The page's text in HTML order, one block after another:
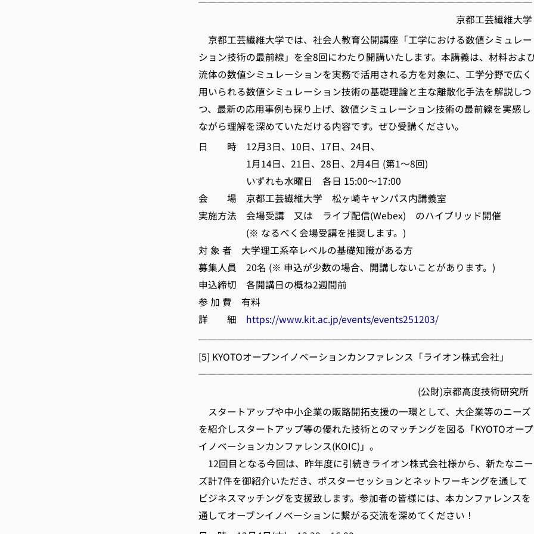
京都工芸繊維大学
京都工芸繊維大学では、社会人教育公開講座「工学における数値シミュレー
ション技術の最前線」を全8回にわたり開講いたします。本講義は、材料およ
流体の数値シミュレーションを実務で活用される方を対象に、工学分野で広く
用いられる数値シミュレーション技術の基礎理論と主な離散化手法を解説しつ
つ、最新の応用事例も採り上げ、数値シミュレーション技術の最前線を実感し
ながら理解を深めていただける内容です。ぜひ受講ください。
日 時 12月3日、10日、17日、24日、
1月14日、21日、28日、2月4日 (第1～8回)
いずれも水曜日 各日 15:00～17:00
会 場 京都工芸繊維大学 松ヶ崎キャンパス内講義室
実施方法 会場受講 又は ライブ配信(Webex) のハイブリッド開催
(※ なるべく会場受講を推奨します。)
対 象 者 大学理工系卒レベルの基礎知識がある方
募集人員 20名 (※ 申込が少数の場合、開講しないことがあります。)
申込締切 各開講日の概ね2週間前
参 加 費 有料
詳 細 https://www.kit.ac.jp/events/events251203/
───────────────────────────────────
[5] KYOTOオープンイノベーションカンファレンス「ライオン株式会社」
───────────────────────────────────
(公財)京都高度技術研究所
スタートアップや中小企業の販路開拓支援の一環として、大企業等のニーズ
を紹介しスタートアップ等の優れた技術とのマッチングを図る「KYOTOオー
イノベーションカンファレンス(KOIC)」。
12回目となる今回は、昨年度に引続きライオン株式会社様から、新たなニー
ズ計7件を御紹介いただき、ポスターセッションとネットワーキングを通して
ビジネスマッチングを支援致します。参加者の皆様には、本カンファレンスを
通してオーブンイノベーションに繋がる交流を深めてください！